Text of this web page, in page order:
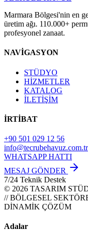
Marmara Bölgesi'nin en
üretim ağı. 110.000+
profesyonel zanaat.
NAVİGASYON
STÜDYO
HİZMETLER
KATALOG
İLETİŞİM
İRTİBAT
+90 501 029 12 56
info@tecrubehavuz.com.tr
WHATSAPP HATTI
MESAJ GÖNDER
7/24 Teknik Destek
© 2026 TASARIM
// BÖLGESEL
DİNAMİK ÇÖZÜM
Adalar